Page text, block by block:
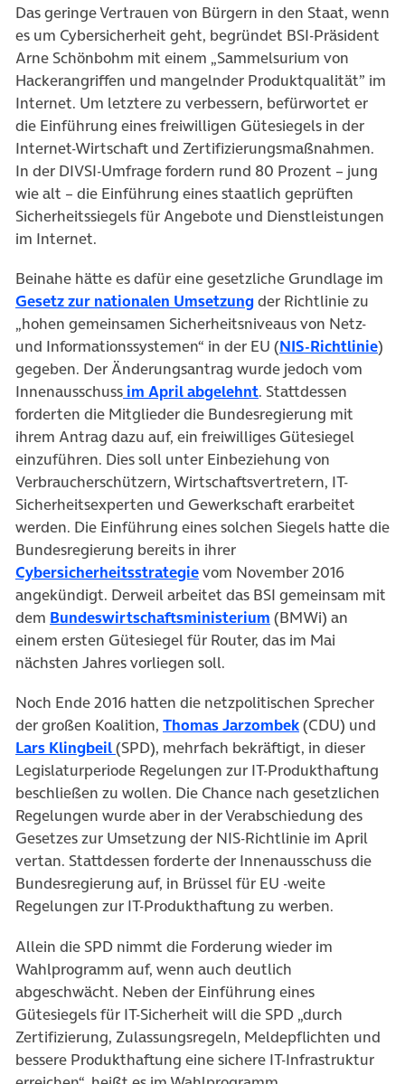
Das geringe Vertrauen von Bürgern in den Staat, wenn
es um Cybersicherheit geht, begründet BSI-Präsident
Arne Schönbohm mit einem „Sammelsurium von
Hackerangriffen und mangelnder Produktqualität” im
Internet. Um letztere zu verbessern, befürwortet er
die Einführung eines freiwilligen Gütesiegels in der
Internet-Wirtschaft und Zertifizierungsmaßnahmen.
In der DIVSI-Umfrage fordern rund 80 Prozent – jung
wie alt – die Einführung eines staatlich geprüften
Sicherheitssiegels für Angebote und Dienstleistungen
im Internet.
Beinahe hätte es dafür eine gesetzliche Grundlage im
Gesetz zur nationalen Umsetzung(öffnet in neuem Tab)
der Richtlinie zu
„hohen gemeinsamen Sicherheitsniveaus von Netz-
und Informationssystemen“ in der EU (NIS-Richtlinie)
gegeben. Der Änderungsantrag wurde jedoch vom
Innenausschuss im April abgelehnt(öffnet in neuem
. Stattdessen
forderten die Mitglieder die Bundesregierung mit
ihrem Antrag dazu auf, ein freiwilliges Gütesiegel
einzuführen. Dies soll unter Einbeziehung von
Verbraucherschützern, Wirtschaftsvertretern, IT-
Sicherheitsexperten und Gewerkschaft erarbeitet
werden. Die Einführung eines solchen Siegels hatte die
Bundesregierung bereits in ihrer
Cybersicherheitsstrategie(öffnet in neuem Tab)
vom November 2016
angekündigt. Derweil arbeitet das BSI gemeinsam mit
dem Bundeswirtschaftsministerium (öffnet in neuem
(BMWi) an
einem ersten Gütesiegel für Router, das im Mai
nächsten Jahres vorliegen soll.
Noch Ende 2016 hatten die netzpolitischen Sprecher
der großen Koalition, Thomas Jarzombek(öffnet in
(CDU) und
Lars Klingbeil(öffnet in neuem Tab)
(SPD), mehrfach bekräftigt, in dieser
Legislaturperiode Regelungen zur IT-Produkthaftung
beschließen zu wollen. Die Chance nach gesetzlichen
Regelungen wurde aber in der Verabschiedung des
Gesetzes zur Umsetzung der NIS-Richtlinie im April
vertan. Stattdessen forderte der Innenausschuss die
Bundesregierung auf, in Brüssel für EU -weite
Regelungen zur IT-Produkthaftung zu werben.
Allein die SPD nimmt die Forderung wieder im
Wahlprogramm auf, wenn auch deutlich
abgeschwächt. Neben der Einführung eines
Gütesiegels für IT-Sicherheit will die SPD „durch
Zertifizierung, Zulassungsregeln, Meldepflichten und
bessere Produkthaftung eine sichere IT-Infrastruktur